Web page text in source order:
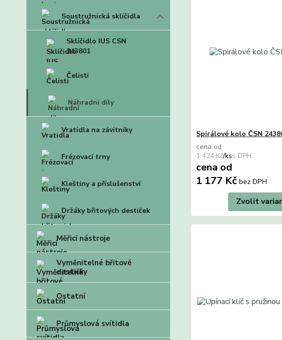
Soustružnická sklíčidla
Sklíčidlo IUS CSN
243801
Čelisti
Náhradní díly
Vratidla na závitníky
Frézovací trny
Kleštiny a příslušenství
Držáky břitových destiček
Měřicí nástroje
Vyměnitelné břitové
destičky
Ostatní
Průmyslová svítidla
Spirálové kolo ČSN
cena od
1 424 Kč/ks
cena od
1 177 Kč bez DPH
Zvolit